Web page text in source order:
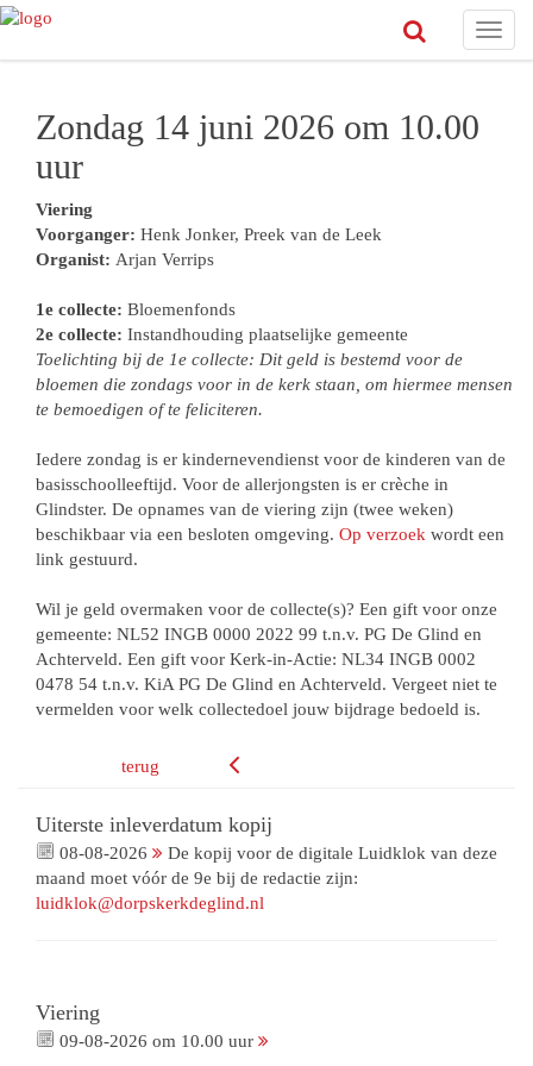
Zondag 14 juni 2026 om 10.00
uur
Viering
Voorganger: Henk Jonker, Preek van de Leek
Organist: Arjan Verrips
1e collecte: Bloemenfonds
2e collecte: Instandhouding plaatselijke gemeente
Toelichting bij de 1e collecte: Dit geld is bestemd voor de
bloemen die zondags voor in de kerk staan, om hiermee mensen
te bemoedigen of te feliciteren.
Iedere zondag is er kindernevendienst voor de kinderen van de
basisschoolleeftijd. Voor de allerjongsten is er crèche in
Glindster. De opnames van de viering zijn (twee weken)
beschikbaar via een besloten omgeving. Op verzoek wordt een
link gestuurd.
Wil je geld overmaken voor de collecte(s)? Een gift voor onze
gemeente: NL52 INGB 0000 2022 99 t.n.v. PG De Glind en
Achterveld. Een gift voor Kerk-in-Actie: NL34 INGB 0002
0478 54 t.n.v. KiA PG De Glind en Achterveld. Vergeet niet te
vermelden voor welk collectedoel jouw bijdrage bedoeld is.
terug
Uiterste inleverdatum kopij
08-08-2026
De kopij voor de digitale Luidklok van deze
maand moet vóór de 9e bij de redactie zijn:
luidklok@dorpskerkdeglind.nl
Viering
09-08-2026 om 10.00 uur